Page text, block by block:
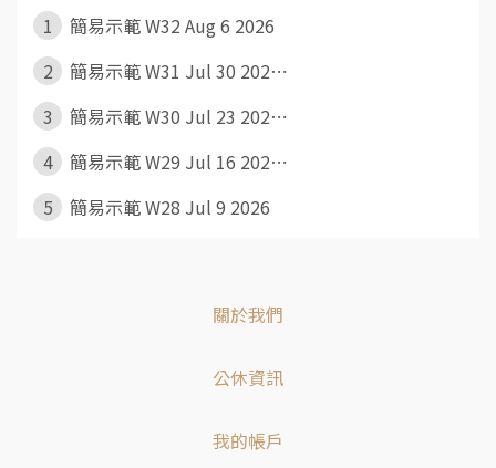
1
簡易示範 W32 Aug 6 2026
2
簡易示範 W31 Jul 30 202⋯
3
簡易示範 W30 Jul 23 202⋯
4
簡易示範 W29 Jul 16 202⋯
5
簡易示範 W28 Jul 9 2026
關於我們
公休資訊
我的帳戶